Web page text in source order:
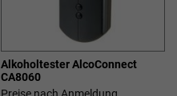
Alkoholtester AlcoConnect
CA8060
Preise nach Anmeldung